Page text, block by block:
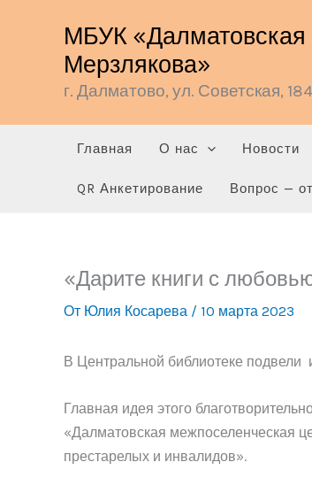
содержимому
МБУК «Далматовская
Мерзлякова»
г. Далматово, ул. Советская,
Главная О нас Новости
QR Анкетирование Вопрос —
«Дарите книги с
От Юлия Косарева / 10 марта 2023
В Центральной библиотеке подвели
Главная идея этого
«Далматовская межпоселенческая
престарелых и инвалидов».